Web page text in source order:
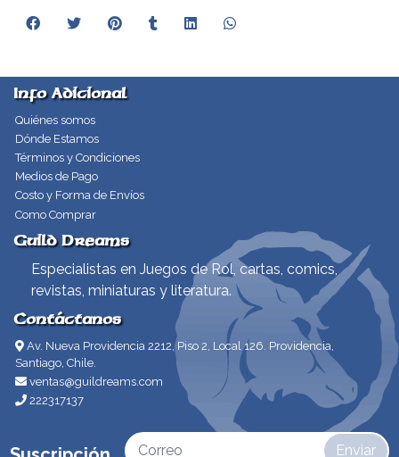
Info Adicional
Quiénes somos
Dónde Estamos
Términos y Condiciones
Medios de Pago
Costo y Forma de Envíos
Como Comprar
Guild Dreams
Especialistas en Juegos de Rol, cartas, comics,
revistas, miniaturas y literatura.
Contáctanos
Av. Nueva Providencia 2212, Piso 2, Local 126. Providencia,
Santiago, Chile.
ventas@guildreams.com
222317137
Enviar